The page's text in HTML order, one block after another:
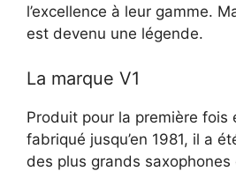
l’excellence à leur gamme.
est devenu une légende.
La marque V1
Produit pour la première fois
fabriqué jusqu’en 1981, il a
des plus grands